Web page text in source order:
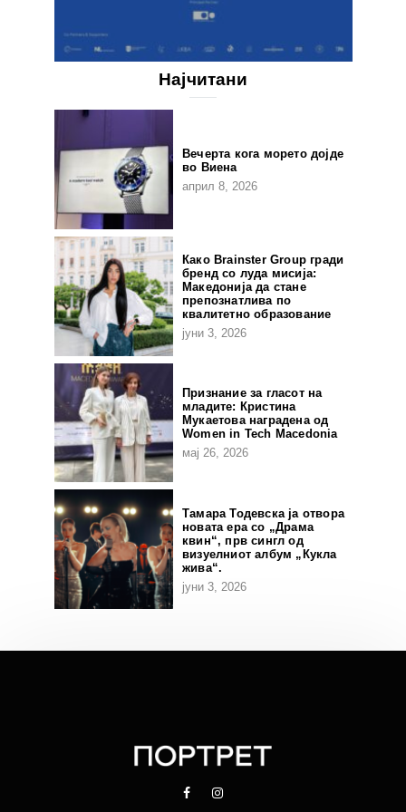
Најчитани
Вечерта кога морето дојде
во Виена
април 8, 2026
Како Brainster Group гради
бренд со луда мисија:
Македонија да стане
препознатлива по
квалитетно образование
јуни 3, 2026
Признание за гласот на
младите: Кристина
Мукаетова наградена од
Women in Tech Macedonia
мај 26, 2026
Тамара Тодевска ја отвора
новата ера со „Драма
квин“, прв сингл од
визуелниот албум „Кукла
жива“.
јуни 3, 2026